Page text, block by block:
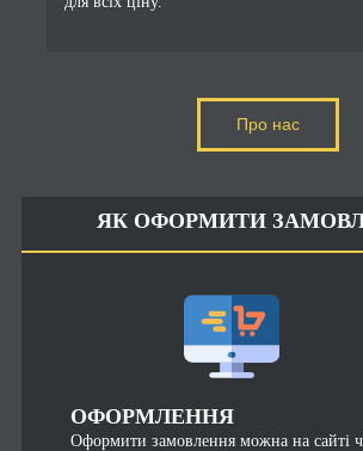
Про нас
ЯК ОФОРМИТИ
ОФОРМЛЕННЯ
Оформити замовлення можна на сайті